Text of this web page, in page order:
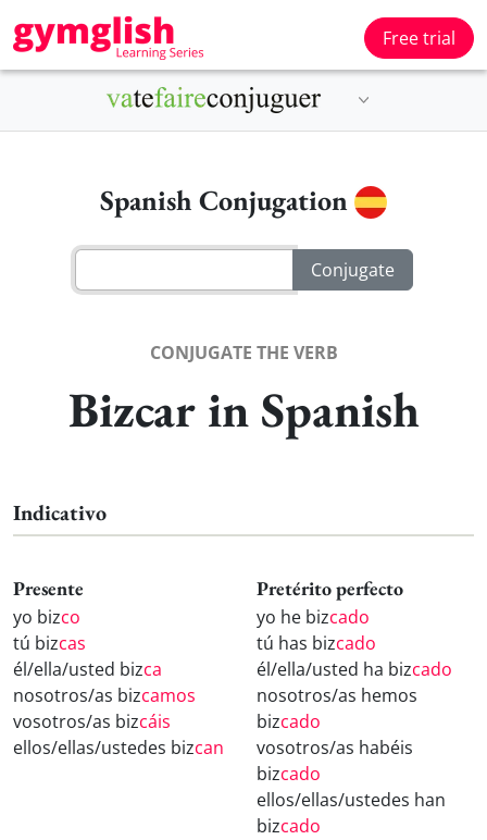
Free trial
Spanish Conjugation
CONJUGATE THE VERB
Bizcar in Spanish
Indicativo
Presente
yo bizco
tú bizcas
él/ella/usted bizca
nosotros/as bizcamos
vosotros/as bizcáis
ellos/ellas/ustedes bizcan
Pretérito perfecto
yo he bizcado
tú has bizcado
él/ella/usted ha bizcado
nosotros/as hemos
bizcado
vosotros/as habéis
bizcado
ellos/ellas/ustedes han
bizcado